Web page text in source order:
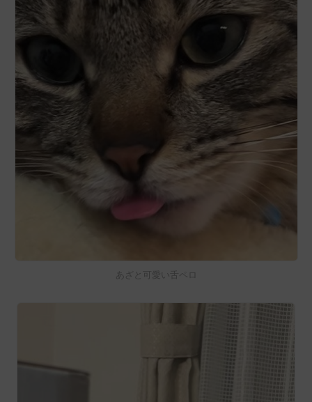
あざと可愛い舌ペロ